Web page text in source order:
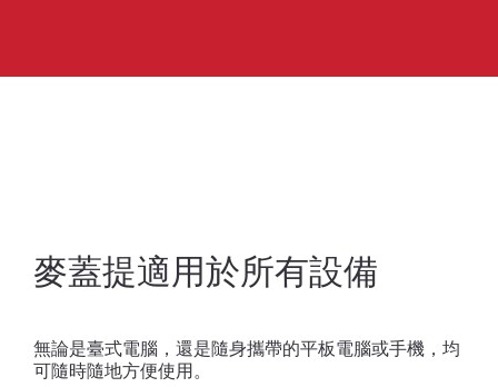
麥蓋提適用於所有設備
無論是臺式電腦，還是隨身攜帶的平板電腦或手機，均
可隨時隨地方便使用。